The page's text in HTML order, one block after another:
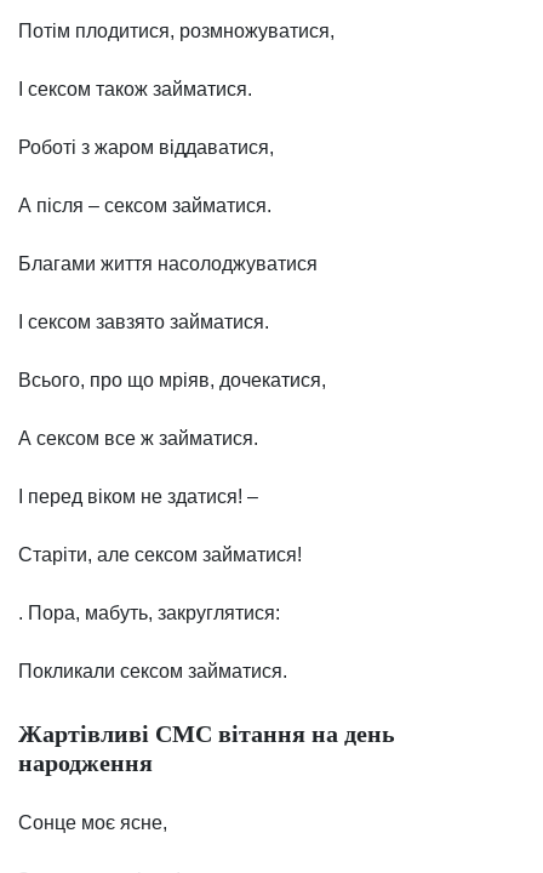
Потім плодитися, розмножуватися,
І сексом також займатися.
Роботі з жаром віддаватися,
А після – сексом займатися.
Благами життя насолоджуватися
І сексом завзято займатися.
Всього, про що мріяв, дочекатися,
А сексом все ж займатися.
І перед віком не здатися! –
Старіти, але сексом займатися!
. Пора, мабуть, закруглятися:
Покликали сексом займатися.
Жартівливі СМС вітання на день
народження
Сонце моє ясне,